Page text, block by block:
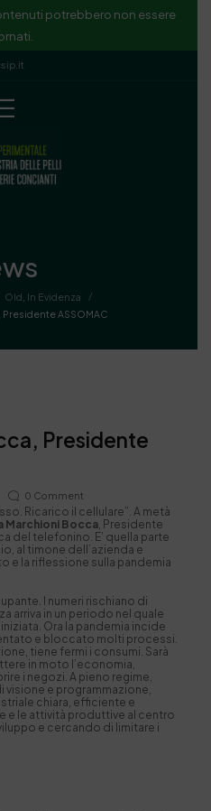
potrebbero non essere
Old In Evidenza
/
ASSOMAC
Presidente
0 Comment
Ricarico il cellulare”. A metà
Marchioni Bocca, Presidente
del telefonino. E’ quella parte
al timone dell’azienda e
e la riflessione sulla pandemia
I numeri rischiano di
arriva in un periodo nel quale
Ora la pandemia incide
e bloccato molti processi.
tiene fermi i consumi. Sarà
in moto l’economia,
i negozi. A pieno regime,
visione e programmazione,
chiara, efficiente e
e le attività produttive al centro
e cercando di limitare i